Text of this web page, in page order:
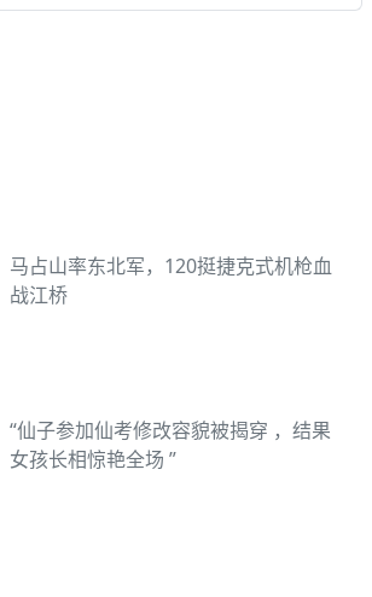
马占山率东北军，120挺捷克式机枪血
战江桥
“仙子参加仙考修改容貌被揭穿 ，结果
女孩长相惊艳全场 ”